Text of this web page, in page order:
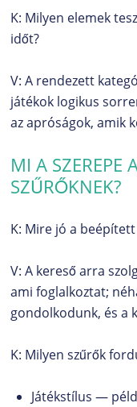
K: Milyen elemek
időt?
V: A rendezett
játékok logikus
az apróságok, amik
MI A SZEREPE
SZŰRŐKNEK?
K: Mire jó a
V: A kereső arra
ami foglalkoztat;
gondolkodunk, és a
K: Milyen szűrők
Játékstílus —